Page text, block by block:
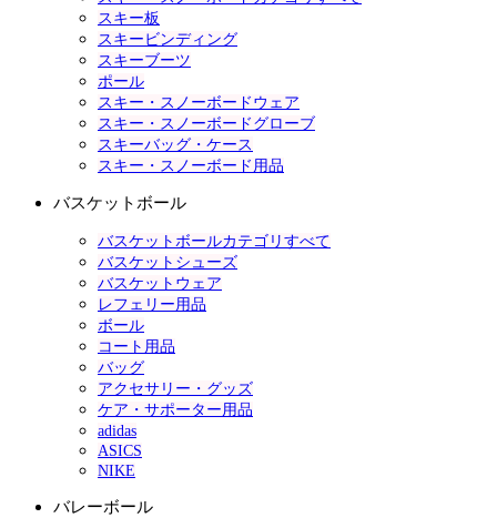
スキー板
スキービンディング
スキーブーツ
ポール
スキー・スノーボードウェア
スキー・スノーボードグローブ
スキーバッグ・ケース
スキー・スノーボード用品
バスケットボール
バスケットボールカテゴリすべて
バスケットシューズ
バスケットウェア
レフェリー用品
ボール
コート用品
バッグ
アクセサリー・グッズ
ケア・サポーター用品
adidas
ASICS
NIKE
バレーボール